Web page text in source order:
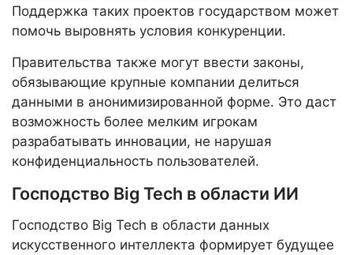
Поддержка таких проектов государством может
помочь выровнять условия конкуренции.
Правительства также могут ввести законы,
обязывающие крупные компании делиться
данными в анонимизированной форме. Это даст
возможность более мелким игрокам
разрабатывать инновации, не нарушая
конфиденциальность пользователей.
Господство Big Tech в области ИИ
Господство Big Tech в области данных
искусственного интеллекта формирует будущее